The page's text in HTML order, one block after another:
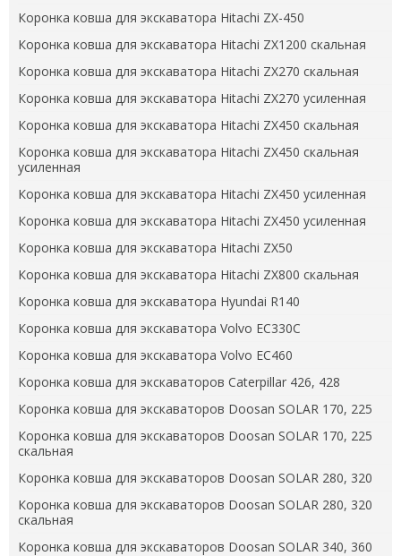
Коронка ковша для экскаватора Hitachi ZX-450
Коронка ковша для экскаватора Hitachi ZX1200 скальная
Коронка ковша для экскаватора Hitachi ZX270 скальная
Коронка ковша для экскаватора Hitachi ZX270 усиленная
Коронка ковша для экскаватора Hitachi ZX450 скальная
Коронка ковша для экскаватора Hitachi ZX450 скальная
усиленная
Коронка ковша для экскаватора Hitachi ZX450 усиленная
Коронка ковша для экскаватора Hitachi ZX450 усиленная
Коронка ковша для экскаватора Hitachi ZX50
Коронка ковша для экскаватора Hitachi ZX800 скальная
Коронка ковша для экскаватора Hyundai R140
Коронка ковша для экскаватора Volvo EC330C
Коронка ковша для экскаватора Volvo EC460
Коронка ковша для экскаваторов Caterpillar 426, 428
Коронка ковша для экскаваторов Doosan SOLAR 170, 225
Коронка ковша для экскаваторов Doosan SOLAR 170, 225
скальная
Коронка ковша для экскаваторов Doosan SOLAR 280, 320
Коронка ковша для экскаваторов Doosan SOLAR 280, 320
скальная
Коронка ковша для экскаваторов Doosan SOLAR 340, 360